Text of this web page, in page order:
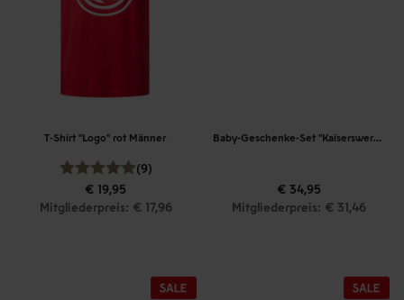
T-Shirt "Logo" rot Männer
(9)
€ 19,95
Mitgliederpreis: € 17,96
Baby-Geschenke-Set "Kaiserswerth"
€ 34,95
Mitgliederpreis: € 31,46